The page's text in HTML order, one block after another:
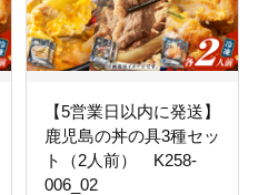
【5営業日以内に発送】
鹿児島の丼の具3種セッ
ト（2人前） K258-
006_02